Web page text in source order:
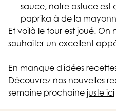
sauce, notre astuce est
paprika à de la
Et voilà le tour est joué. On
souhaiter un excellent
En manque d'idées
Découvrez nos nouvelles
semaine prochaine juste ici